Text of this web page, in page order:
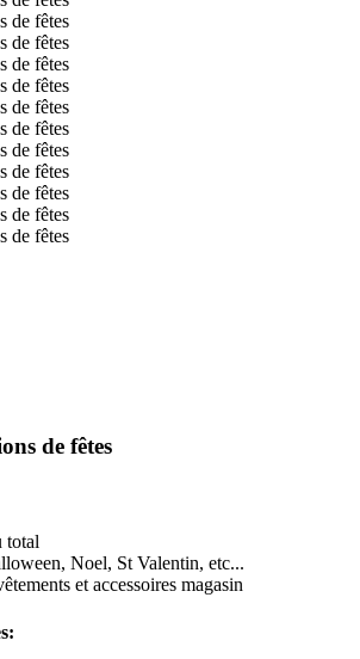
de fêtes
total
Noel, St Valentin, etc...
et accessoires magasin